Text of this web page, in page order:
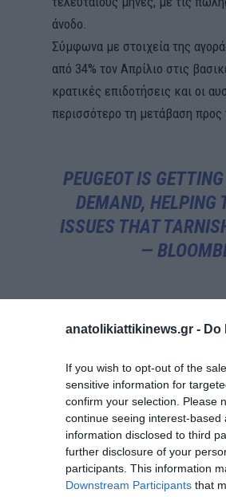
anatolikiattikinews.gr - Do
If you wish to opt-out of the
sensitive information for
confirm your selection. Please
continue seeing interest-
information disclosed to third
further disclosure of your
participants. This information
Downstream Participants that
άνοδο.
Σύμφωνα με στοιχεία της
από 34% τον Απρίλιο στις
κρατικές επιδοτήσεις και οι
περισσότερο τη μετάβαση προς
PEUGEOT IS
DEMAND, HELPING
ISSUES THAT
—
Η Γαλλία και η Γερμανία
στη Γερμανία η άνοδος
ηπειρωτικής Ευρώπης
THE LION ROARED
DOUBLE-DIGIT